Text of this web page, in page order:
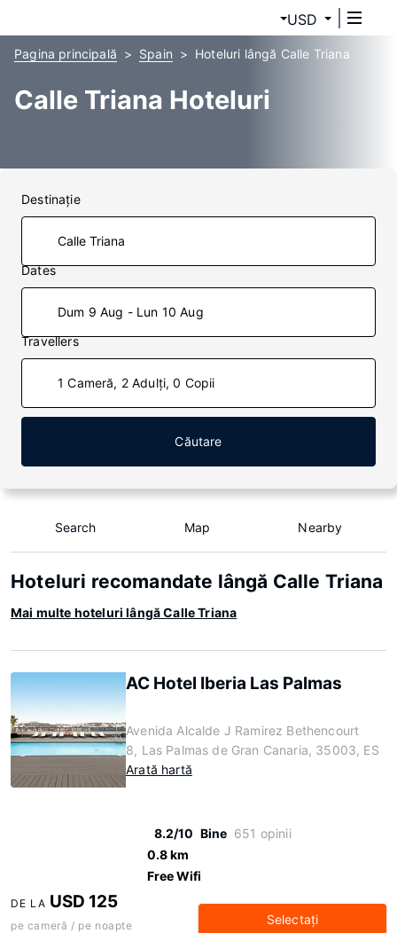
USD
Pagina principală Spain Hoteluri lângă Calle Triana
Calle Triana Hoteluri
Destinaţie
Dates
Dum 9 Aug - Lun 10 Aug
Travellers
1 Cameră, 2 Adulți, 0 Copii
Căutare
Search Map Nearby
Hoteluri recomandate lângă Calle Triana
Mai multe hoteluri lângă Calle Triana
AC Hotel Iberia Las Palmas
Avenida Alcalde J Ramirez Bethencourt
8, Las Palmas de Gran Canaria, 35003, ES
Arată hartă
8.2/10 Bine 651 opinii
0.8 km
Free Wifi
DE LA USD 125
pe cameră / pe noapte Selectaţi